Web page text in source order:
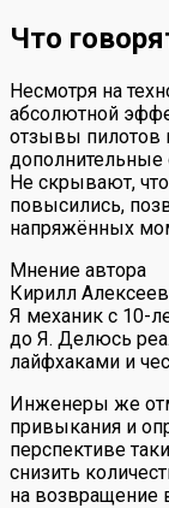
Что
Несмотря на
абсолютной
отзывы пилотов
дополнительные
Не скрывают,
повысились,
напряжённых
Мнение автора
Кирилл Алексеев
Я механик с 10-
до Я. Делюсь
лайфхаками и
Инженеры же
привыкания и
перспективе
снизить
на возвращение